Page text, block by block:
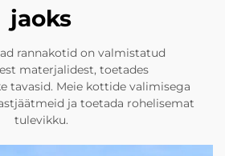
jaoks
rannakotid on valmistatud
materjalidest, toetades
tavasid. Meie kottide valimisega
ja toetada rohelisemat
tulevikku.